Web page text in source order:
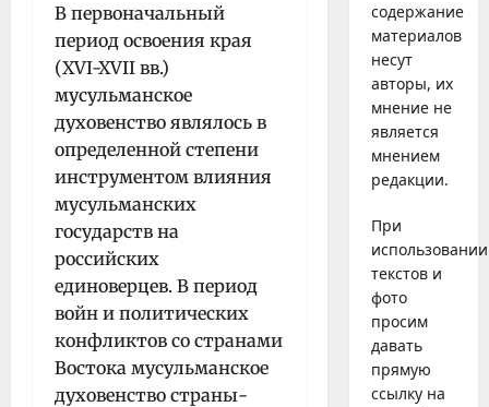
В первоначальный
период освоения края
(XVI-XVII вв.)
мусульманское
духовенство являлось в
определенной степени
инструментом влияния
мусульманских
государств на
российских
единоверцев. В период
войн и политических
конфликтов со странами
Востока мусульманское
духовенство страны-
содержание
материалов
несут
авторы, их
мнение не
является
мнением
редакции.
При
использовании
текстов и
фото
просим
давать
прямую
ссылку на